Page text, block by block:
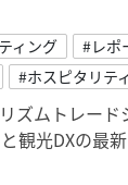
ィング #レポ
#ホスピタリテ
ズムトレー
観光DXの最